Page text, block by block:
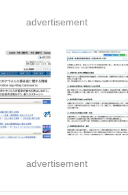
advertisement
advertisement